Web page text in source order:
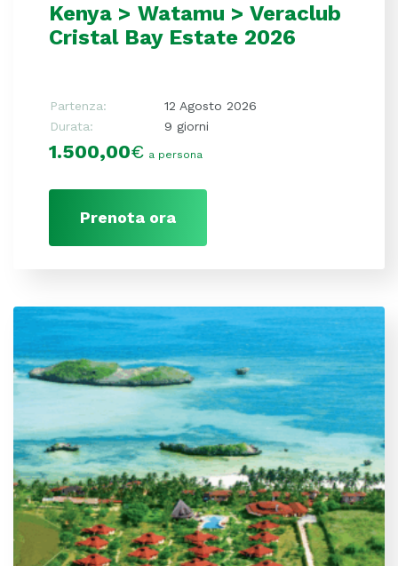
Kenya > Watamu > Veraclub
Cristal Bay Estate 2026
Partenza:
12 Agosto 2026
Durata:
9 giorni
1.500,00€ a persona
Prenota ora